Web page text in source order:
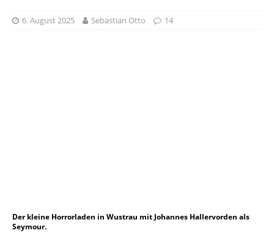
6. August 2025 Sebastian Otto 14
Der kleine Horrorladen in Wustrau mit Johannes Hallervorden als
Seymour.